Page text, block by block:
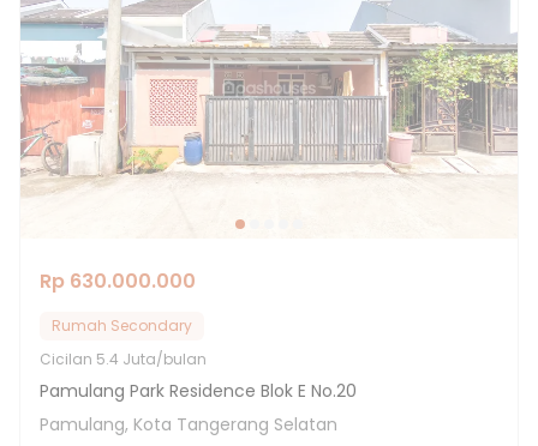
Rp 630.000.000
Rumah Secondary
Cicilan 5.4 Juta/bulan
Pamulang Park Residence Blok E No.20
Pamulang, Kota Tangerang Selatan